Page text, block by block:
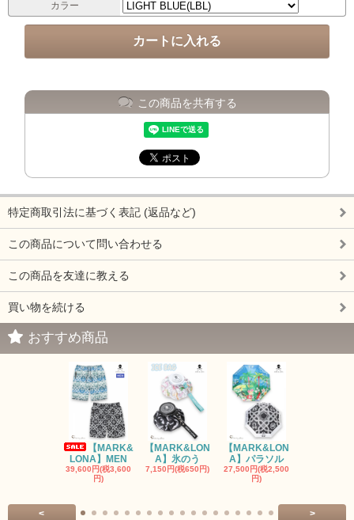
カラー
この商品を共有する
特定商取引法に基づく表記 (返品など)
この商品について問い合わせる
この商品を友達に教える
買い物を続ける
おすすめ商品
【MARK&
LONA】MEN
39,600円(税3,600
円)
【MARK&LON
A】氷のう
7,150円(税650円)
【MARK&LON
A】パラソル
27,500円(税2,500
円)
< >